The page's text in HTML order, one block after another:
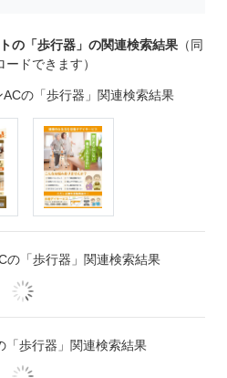
の「歩行器」の関連検索結果 （同
ドできます）
ACの「歩行器」関連検索結果
の「歩行器」関連検索結果
「歩行器」関連検索結果